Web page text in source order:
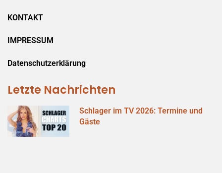
KONTAKT
IMPRESSUM
Datenschutzerklärung
Letzte Nachrichten
Schlager im TV 2026: Termine und
Gäste